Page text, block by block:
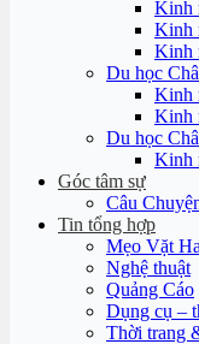
Kinh
Kinh
Kinh
Du học
Kinh
Kinh
Du học
Kinh
Góc tâm sự
Câu
Tin tổng hợp
Mẹo Vặt
Nghệ thuật
Quảng Cáo
Dụng cụ –
Thời trang